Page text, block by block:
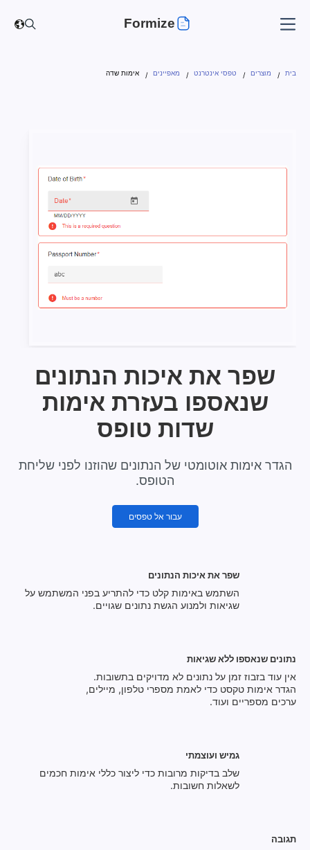
Formize
בית מוצרים טפסי אינטרנט מאפיינים אימות שדה
שפר את איכות הנתונים
שנאספו בעזרת אימות
שדות טופס
הגדר אימות אוטומטי של הנתונים שהוזנו לפני שליחת
הטופס.
עבור אל טפסים
שפר את איכות הנתונים
השתמש באימות קלט כדי להתריע בפני המשתמש על
שגיאות ולמנוע הגשת נתונים שגויים.
נתונים שנאספו ללא שגיאות
אין עוד בזבוז זמן על נתונים לא מדויקים בתשובות.
הגדר אימות טקסט כדי לאמת מספרי טלפון, מיילים,
ערכים מספריים ועוד.
גמיש ועוצמתי
שלב בדיקות מרובות כדי ליצור כללי אימות חכמים
לשאלות חשובות.
תגובה